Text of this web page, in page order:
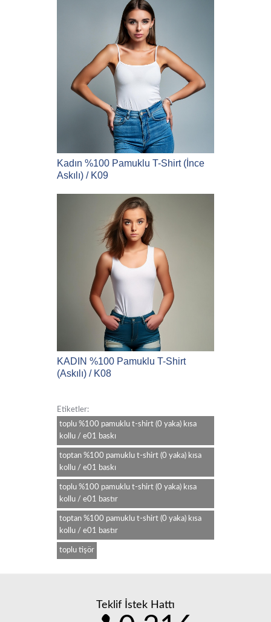
Kadın %100 Pamuklu T-Shirt (İnce
Askılı) / K09
KADIN %100 Pamuklu T-Shirt
(Askılı) / K08
Etiketler:
toplu %100 pamuklu t-shirt (0 yaka) kısa
kollu / e01 baskı
toptan %100 pamuklu t-shirt (0 yaka) kısa
kollu / e01 baskı
toplu %100 pamuklu t-shirt (0 yaka) kısa
kollu / e01 bastır
toptan %100 pamuklu t-shirt (0 yaka) kısa
kollu / e01 bastır
toplu tişör
Teklif İstek Hattı